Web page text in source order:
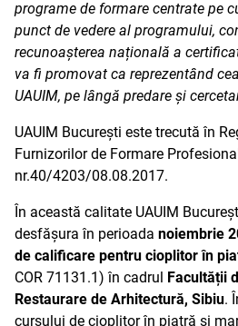
programe de formare centrate pe
punct de vedere al programului,
recunoașterea națională a
va fi promovat ca reprezentând
UAUIM, pe lângă predare și
UAUIM București este trecută în
Furnizorilor de Formare
nr.40/4203/08.08.2017.
În această calitate UAUIM
desfășura în perioada noiembrie
de calificare pentru cioplitor în
COR 71131.1) în cadrul Facultății
Restaurare de Arhitectură, Sibiu.
cursului de cioplitor în piatră și